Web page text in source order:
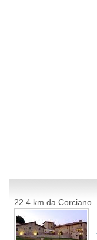
22.4 km da Corciano